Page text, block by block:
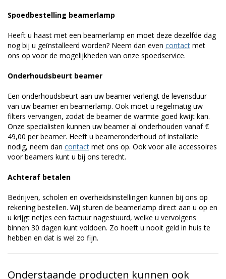
Spoedbestelling beamerlamp
Heeft u haast met een beamerlamp en moet deze dezelfde dag
nog bij u geïnstalleerd worden? Neem dan even contact met
ons op voor de mogelijkheden van onze spoedservice.
Onderhoudsbeurt beamer
Een onderhoudsbeurt aan uw beamer verlengt de levensduur
van uw beamer en beamerlamp. Ook moet u regelmatig uw
filters vervangen, zodat de beamer de warmte goed kwijt kan.
Onze specialisten kunnen uw beamer al onderhouden vanaf €
49,00 per beamer. Heeft u beameronderhoud of installatie
nodig, neem dan contact met ons op. Ook voor alle accessoires
voor beamers kunt u bij ons terecht.
Achteraf betalen
Bedrijven, scholen en overheidsinstellingen kunnen bij ons op
rekening bestellen. Wij sturen de beamerlamp direct aan u op en
u krijgt netjes een factuur nagestuurd, welke u vervolgens
binnen 30 dagen kunt voldoen. Zo hoeft u nooit geld in huis te
hebben en dat is wel zo fijn.
Onderstaande producten kunnen ook